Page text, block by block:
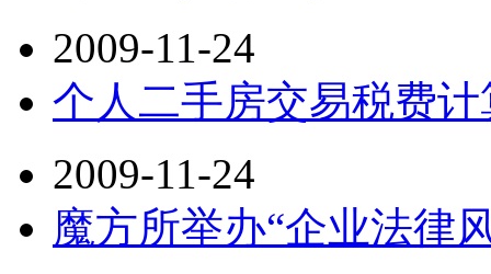
2009-11-24
个人二手房交易税费
2009-11-24
魔方所举办“企业法律